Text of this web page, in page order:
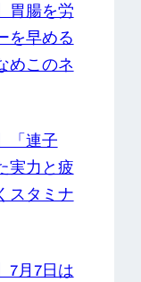
胃腸を労
を早める
めこのネ
「連子
実力と疲
スタミナ
7月7日は